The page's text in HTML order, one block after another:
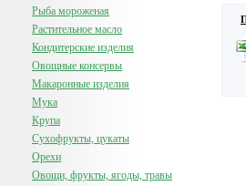
Рыба мороженая
Растительное масло
Кондитерские изделия
Овощные консервы
Макаронные изделия
Мука
Крупа
Сухофрукты, цукаты
Орехи
Овощи, фрукты, ягоды, травы